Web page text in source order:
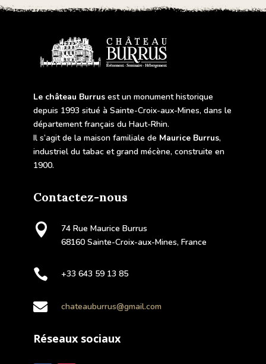
Le château Burrus est un monument historique
depuis 1993 situé à Sainte-Croix-aux-Mines, dans le
département français du Haut-Rhin.
Il s’agit de la maison familiale de Maurice Burrus,
industriel du tabac et grand mécène, construite en
1900.
Contactez-nous

74 Rue Maurice Burrus
68160 Sainte-Croix-aux-Mines, France
 +33 643 59 13 85
 chateauburrus@gmail.com
Réseaux sociaux